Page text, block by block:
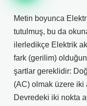
Metin boyunca
tutulmuş, bu da
ilerledikçe Elektrik
fark (gerilim)
şartlar gereklidir:
(AC) olmak üzere iki
Devredeki iki nokta